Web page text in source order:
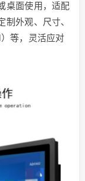
桌面使用，适配
外观、尺寸、
等，灵活应对